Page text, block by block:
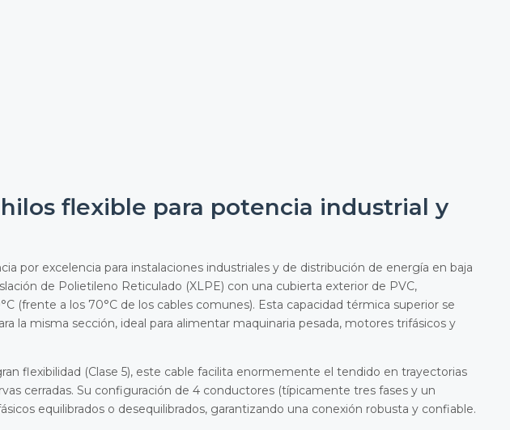
flexible para potencia industrial y
por excelencia para instalaciones industriales y de distribución de energía en baja
de Polietileno Reticulado (XLPE) con una cubierta exterior de PVC,
(frente a los 70°C de los cables comunes). Esta capacidad térmica superior se
la misma sección, ideal para alimentar maquinaria pesada, motores trifásicos y
flexibilidad (Clase 5), este cable facilita enormemente el tendido en trayectorias
cerradas. Su configuración de 4 conductores (típicamente tres fases y un
equilibrados o desequilibrados, garantizando una conexión robusta y confiable.